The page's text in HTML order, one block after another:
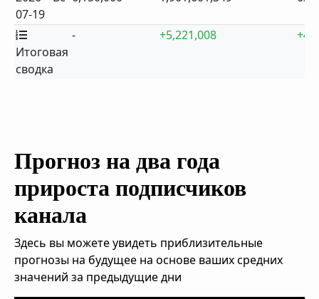
07-19
Итоговая
сводка
- +5,221,008 +4
Прогноз на два года
прироста подписчиков
канала
Здесь вы можете увидеть приблизительные
прогнозы на будущее на основе ваших средних
значений за предыдущие дни